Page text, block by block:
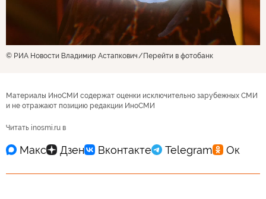
© РИА Новости Владимир Астапкович Перейти в фотобанк
Материалы ИноСМИ содержат оценки исключительно зарубежных СМИ
и не отражают позицию редакции ИноСМИ
Читать inosmi.ru в